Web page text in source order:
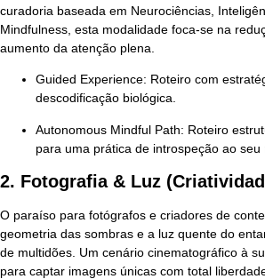
curadoria baseada em Neurociências,
Mindfulness , esta modalidade foca-se na
aumento da atenção plena.
Guided Experience: Roteiro com
descodificação biológica.
Autonomous Mindful Path: Roteiro
para uma prática de introspeção ao seu
2. Fotografia & Luz
O paraíso para fotógrafos e criadores de
geometria das sombras e a luz quente do
de multidões. Um cenário cinematográfico à
para captar imagens únicas com total